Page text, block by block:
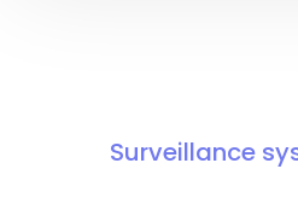
Surveillance